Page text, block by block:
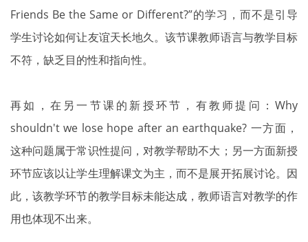
Friends Be the Same or Different?”的学习，而不是引导
学生讨论如何让友谊天长地久。该节课教师语言与教学目标
不符，缺乏目的性和指向性。
再如，在另一节课的新授环节，有教师提问：Why
shouldn't we lose hope after an earthquake? 一方面，
这种问题属于常识性提问，对教学帮助不大；另一方面新授
环节应该以让学生理解课文为主，而不是展开拓展讨论。因
此，该教学环节的教学目标未能达成，教师语言对教学的作
用也体现不出来。